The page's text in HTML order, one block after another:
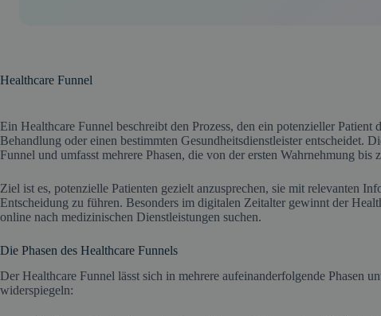
Healthcare Funnel
Ein Healthcare Funnel beschreibt den Prozess, den ein potenzieller
Behandlung oder einen bestimmten Gesundheitsdienstleister entscheidet.
Funnel und umfasst mehrere Phasen, die von der ersten Wahrnehmung
Ziel ist es, potenzielle Patienten gezielt anzusprechen, sie mit relevanten
Entscheidung zu führen. Besonders im digitalen Zeitalter gewinnt der
online nach medizinischen Dienstleistungen suchen.
Die Phasen des Healthcare Funnels
Der Healthcare Funnel lässt sich in mehrere aufeinanderfolgende Phasen
widerspiegeln: